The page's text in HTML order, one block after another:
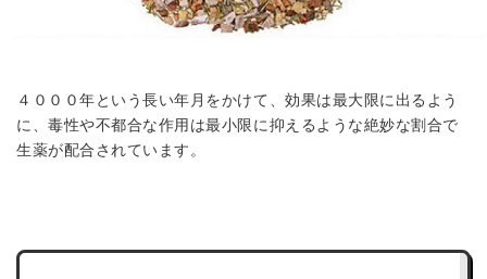
４０００年という長い年月をかけて、効果は最大限に出るよう
に、毒性や不都合な作用は最小限に抑えるような絶妙な割合で
生薬が配合されています。